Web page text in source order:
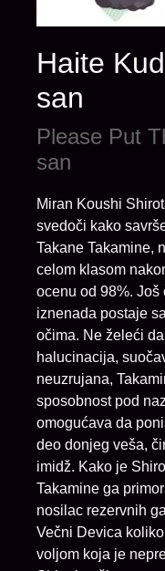
Haite
san
Please Put
san
Miran Koushi
svedoči kako
Takane Takamine,
celom klasom
ocenu od 98%.
iznenada postaje
očima. Ne želeći
halucinacija,
neuzrujana,
sposobnost pod
omogućava da
deo donjeg veša,
imidž. Kako je
Takamine ga
nosilac rezervnih
Večni Devica
voljom koja je